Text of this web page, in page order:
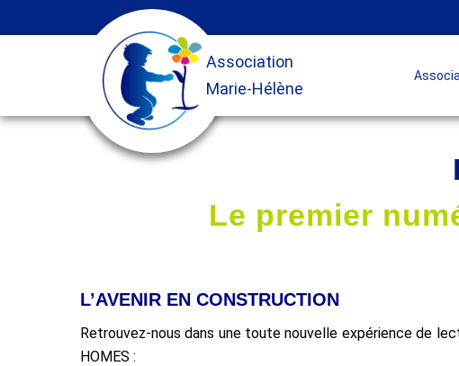
Le premier
L’AVENIR EN CONSTRUCTION
Retrouvez-nous dans une toute nouvelle expérience de
HOMES :